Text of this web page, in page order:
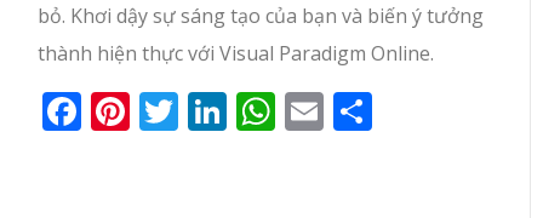
bỏ. Khơi dậy sự sáng tạo của bạn và biến ý tưởng
thành hiện thực với Visual Paradigm Online.
Facebook
Pinterest
Twitter
LinkedIn
WhatsApp
Email